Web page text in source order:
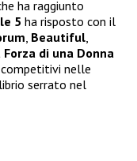
ha raggiunto
5 ha risposto con il
Beautiful
Forza di una Donna
nelle
serrato nel